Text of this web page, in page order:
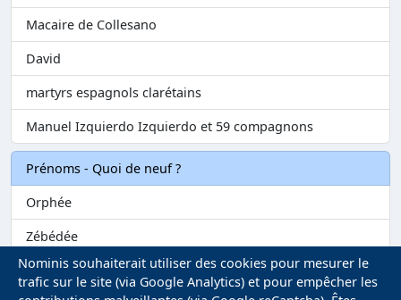
Macaire de Collesano
David
martyrs espagnols clarétains
Manuel Izquierdo Izquierdo et 59 compagnons
Prénoms - Quoi de neuf ?
Orphée
Zébédée
Melvil
Nominis souhaiterait utiliser des cookies pour mesurer le
trafic sur le site (via Google Analytics) et pour empêcher les